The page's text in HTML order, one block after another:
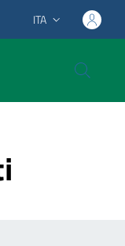
Lingua attiva:
ITA